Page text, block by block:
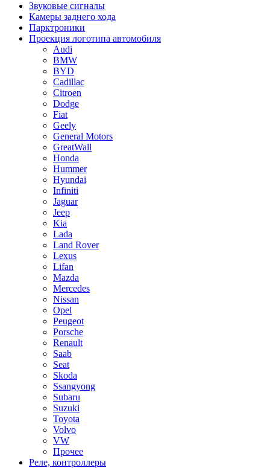
Звуковые сигналы
Камеры заднего хода
Парктроники
Проекция логотипа автомобиля
Audi
BMW
BYD
Cadillac
Citroen
Dodge
Fiat
Geely
General Motors
GreatWall
Honda
Hummer
Hyundai
Infiniti
Jaguar
Jeep
Kia
Lada
Land Rover
Lexus
Lifan
Mazda
Mercedes
Nissan
Opel
Peugeot
Porsche
Renault
Saab
Seat
Skoda
Ssangyong
Subaru
Suzuki
Toyota
Volvo
VW
Прочее
Реле, контроллеры